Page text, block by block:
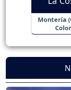
Montería